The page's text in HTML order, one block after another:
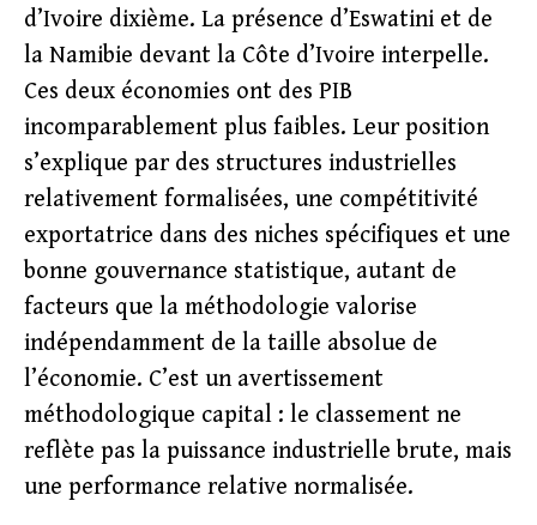
d’Ivoire dixième. La présence d’Eswatini et de
la Namibie devant la Côte d’Ivoire interpelle.
Ces deux économies ont des PIB
incomparablement plus faibles. Leur position
s’explique par des structures industrielles
relativement formalisées, une compétitivité
exportatrice dans des niches spécifiques et une
bonne gouvernance statistique, autant de
facteurs que la méthodologie valorise
indépendamment de la taille absolue de
l’économie. C’est un avertissement
méthodologique capital : le classement ne
reflète pas la puissance industrielle brute, mais
une performance relative normalisée.